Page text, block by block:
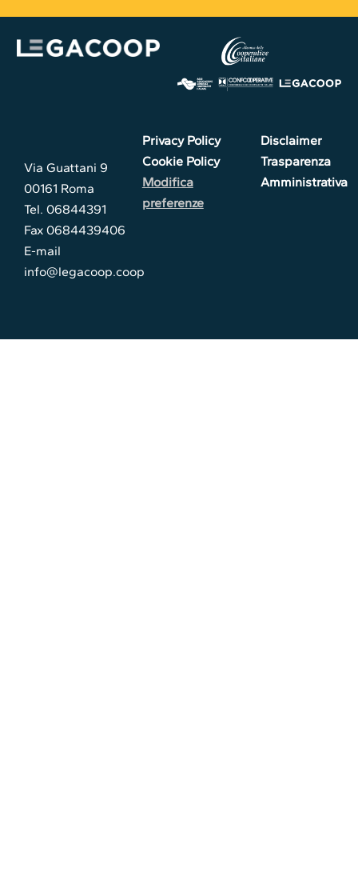
Via Guattani 9
00161 Roma
Tel. 06844391
Fax 0684439406
E-mail
info@legacoop.coop
Privacy Policy
Cookie Policy
Modifica
preferenze
Disclaimer
Trasparenza
Amministrativa